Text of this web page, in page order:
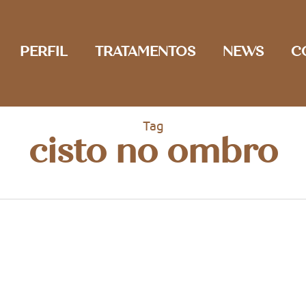
PERFIL TRATAMENTOS NEWS
Tag
cisto no ombro